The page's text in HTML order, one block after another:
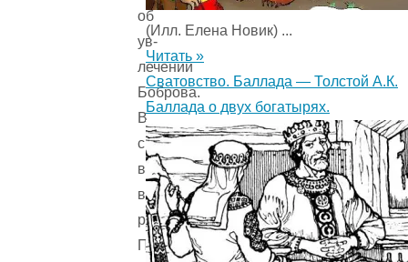
об
ув­
лечении
Боброва.
В
свободное
время
ветеринар
рисовал.
При­
(Илл. Елена Новик) ...
Читать »
Сватовство. Баллада — Толстой А.К.
Баллада о двух богатырях.